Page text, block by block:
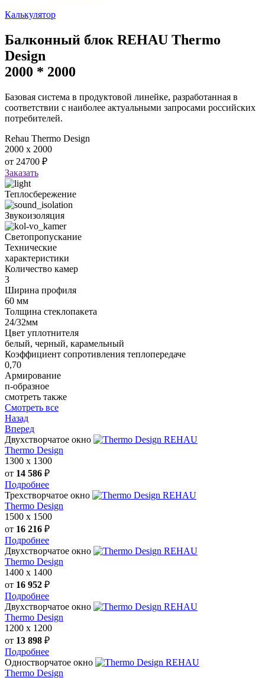
Калькулятор
Балконный блок REHAU Thermo
Design
2000 * 2000
Базовая система в продуктовой линейке, разработанная в
соответствии с наиболее актуальными запросами российских
потребителей.
Rehau Thermo Design
2000 х 2000
от 24700 ₽
Заказать
Теплосбережение
Звукоизоляция
Светопропускание
Технические
характеристики
Количество камер
3
Ширина профиля
60 мм
Толщина стеклопакета
24/32мм
Цвет уплотнителя
белый, черный, карамельный
Коэффициент сопротивления теплопередаче
0,70
Армирование
п-образное
смотреть также
Смотреть все
Назад
Вперед
Двухстворчатое окно
REHAU
Thermo Design
1300 х 1300
от 14 586 ₽
Подробнее
Трехстворчатое окно
REHAU
Thermo Design
1500 х 1500
от 16 216 ₽
Подробнее
Двухстворчатое окно
REHAU
Thermo Design
1400 х 1400
от 16 952 ₽
Подробнее
Двухстворчатое окно
REHAU
Thermo Design
1200 х 1200
от 13 898 ₽
Подробнее
Одностворчатое окно
REHAU
Thermo Design